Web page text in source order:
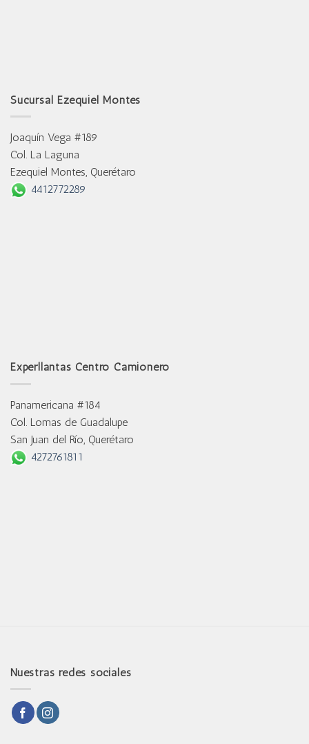
Sucursal Ezequiel Montes
Joaquín Vega #189
Col. La Laguna
Ezequiel Montes, Querétaro
4412772289
Experllantas Centro Camionero
Panamericana #184
Col. Lomas de Guadalupe
San Juan del Río, Querétaro
4272761811
Nuestras redes sociales